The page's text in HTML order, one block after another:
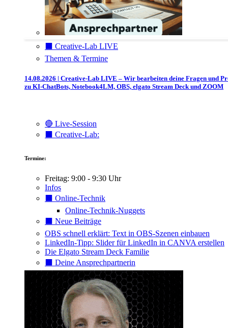
⬛️ Creative-Lab LIVE
Themen & Termine
14.08.2026 | Creative-Lab LIVE – Wir bearbeiten deine Fragen und
zu KI-ChatBots, Notebook4LM, OBS, elgato Stream Deck und ZOOM
🔴 Live-Session
⬛️ Creative-Lab:
Termine:
Freitag: 9:00 - 9:30 Uhr
Infos
⬛️ Online-Technik
Online-Technik-Nuggets
⬛️ Neue Beiträge
OBS schnell erklärt: Text in OBS-Szenen einbauen
LinkedIn-Tipp: Slider für LinkedIn in CANVA erstellen
Die Elgato Stream Deck Familie
⬛️ Deine Ansprechpartnerin